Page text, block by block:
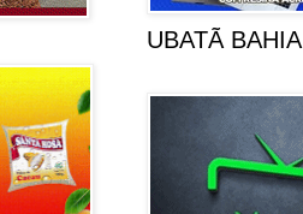
UBATÃ BAHIA